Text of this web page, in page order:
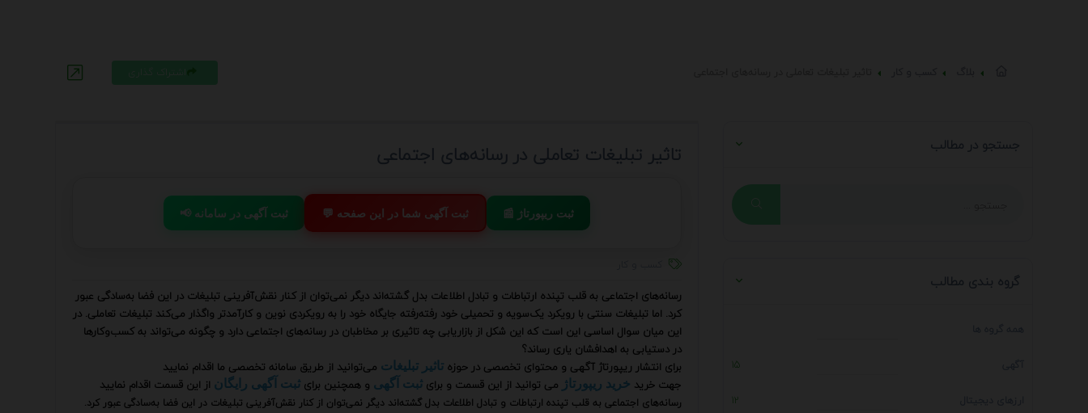
تاثیر تبلیغات تعاملی در رسانه‌های اجتماعی
📢 ثبت آگهی در سامانه 💬 ثبت آگهی شما در این صفحه 📰 ثبت ریپورتاژ
رسانه‌های اجتماعی به قلب تپنده ارتباطات و تبادل اطلاعات بدل گشته‌اند دیگر نمی‌توان از کنار نقش‌آفرینی تبلیغات در این فضا به‌سادگی عبور
کرد. اما تبلیغات سنتی با رویکرد یک‌سویه و تحمیلی خود رفته‌رفته جایگاه خود را به رویکردی نوین و کارآمدتر واگذار می‌کند تبلیغات تعاملی. در
این میان سوال اساسی این است که این شکل از بازاریابی چه تاثیری بر مخاطبان در رسانه‌های اجتماعی دارد و چگونه می‌تواند به کسب‌وکارها
در دستیابی به اهدافشان یاری رساند؟
برای انتشار ریپورتاژ آگهی و محتوای تخصصی در حوزه تاثیر تبلیغات می‌توانید از طریق سامانه تخصصی ما اقدام نمایید
جهت خرید خرید ریپورتاژ می توانید از این قسمت و برای ثبت آگهی و همچنین برای ثبت آگهی رایگان از این قسمت اقدام نمایید
رسانه‌های اجتماعی به قلب تپنده ارتباطات و تبادل اطلاعات بدل گشته‌اند دیگر نمی‌توان از کنار نقش‌آفرینی تبلیغات در این فضا به‌سادگی عبور کرد.
جستجو در مطالب
گروه بندی مطالب
15
12